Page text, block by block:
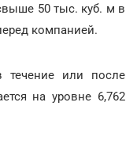
50 тыс. куб. м в
компанией.
или после
на уровне 6,762